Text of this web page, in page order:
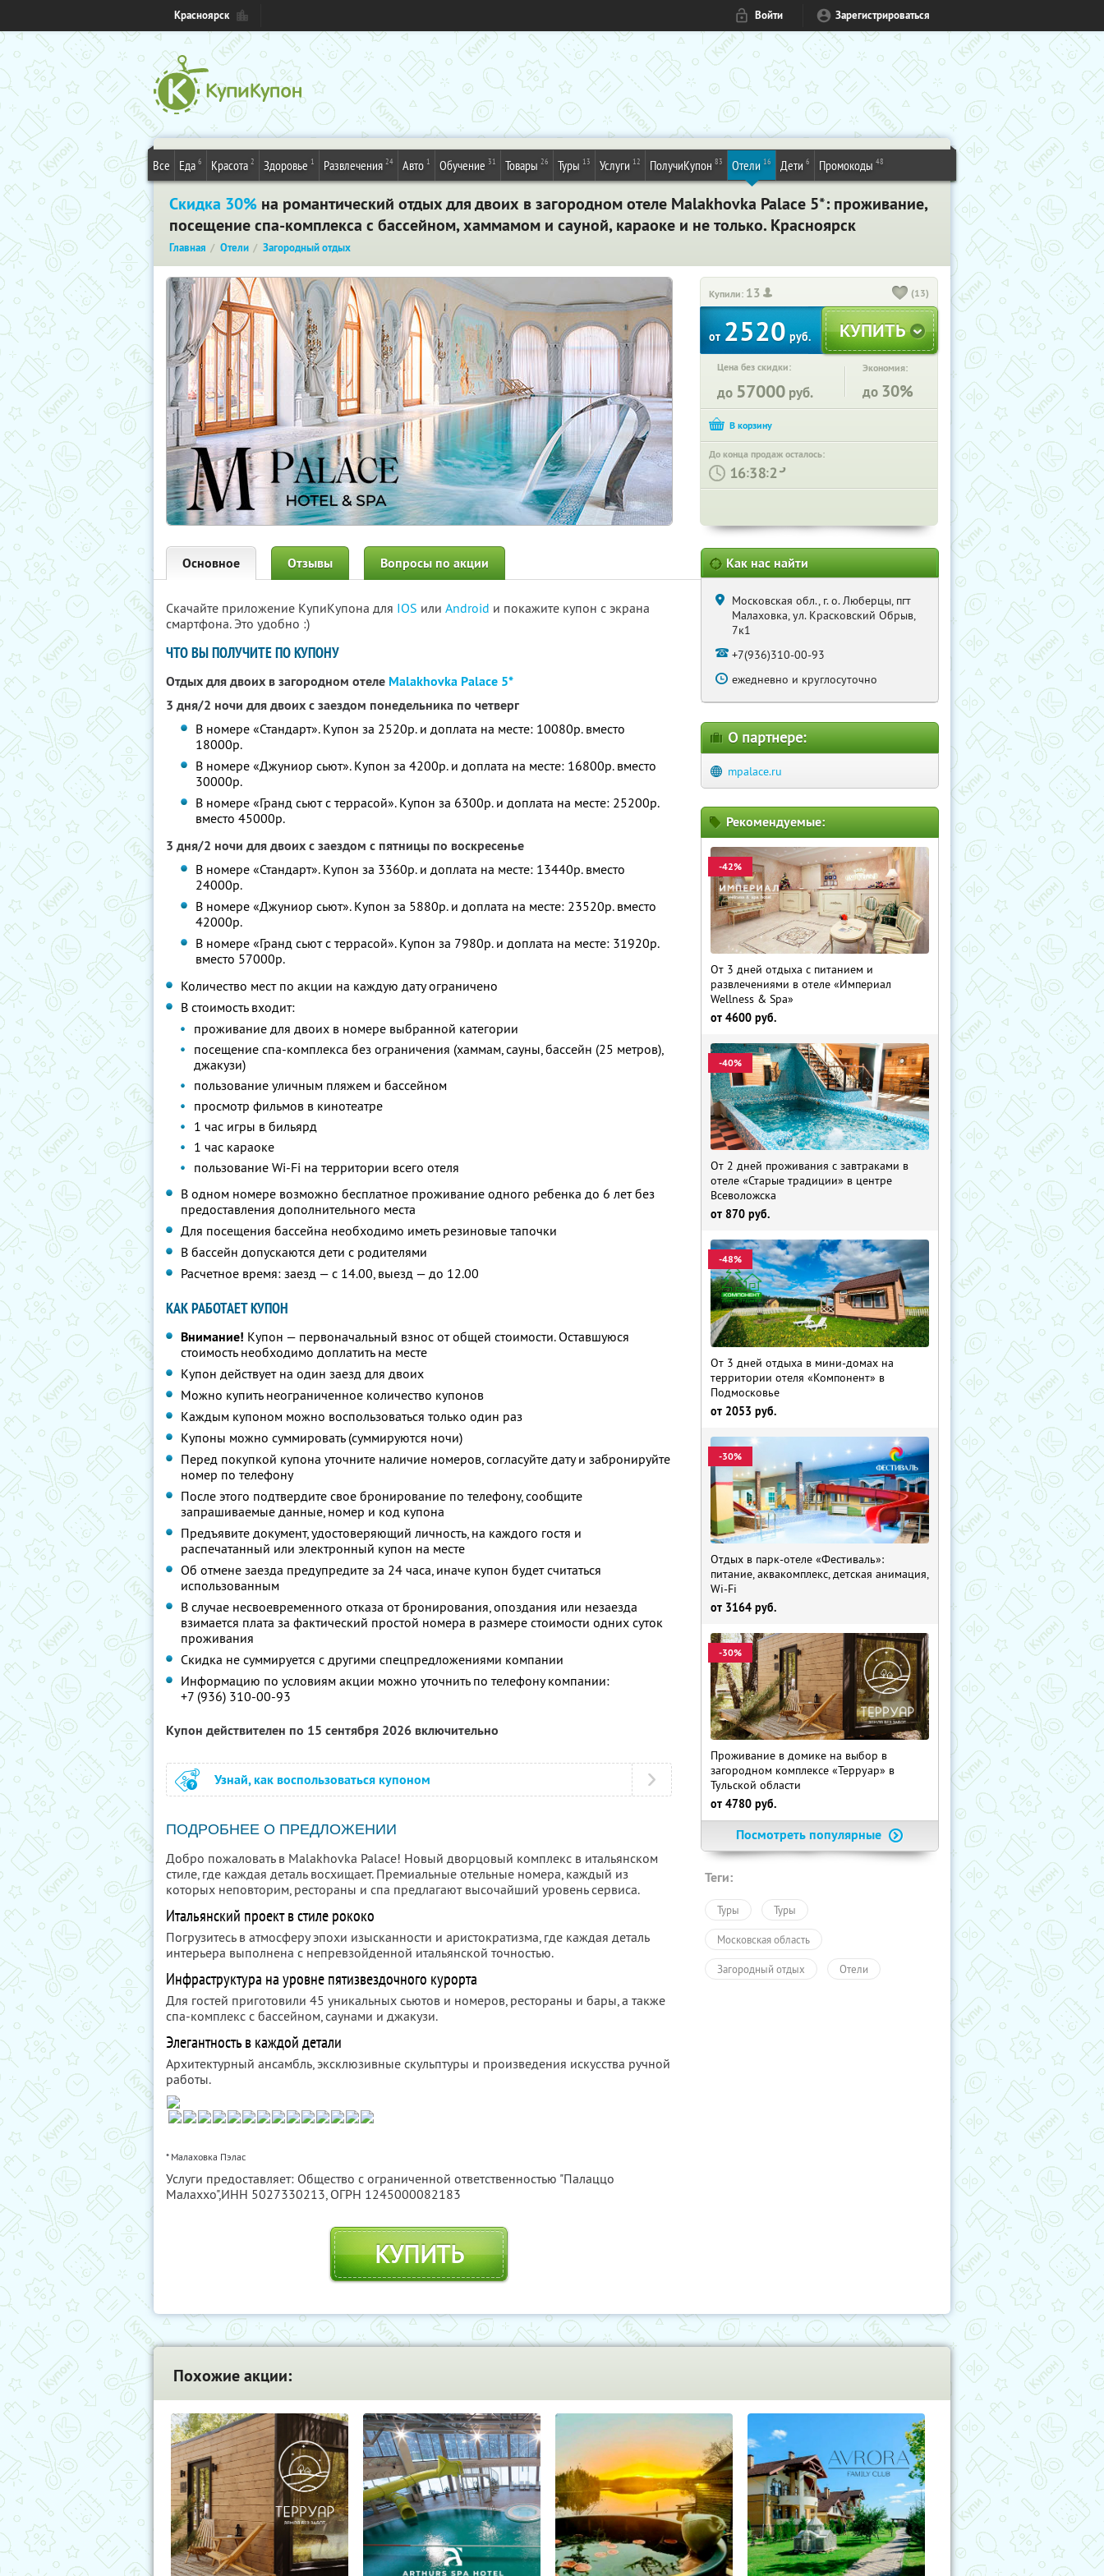
Красноярск Войти Зарегистрироваться
Все Еда 6 Красота 2 Здоровье 1 Развлечения 24 Авто 1 Обучение 31 Товары 26 Туры 13 Услуги 12 ПолучиКупон 83 Отели 16 Дети 6 Промокоды 48
Скидка 30% на романтический отдых для двоих в загородном отеле Malakhovka Palace 5*: проживание,
посещение спа-комплекса с бассейном, хаммамом и сауной, караоке и не только. Красноярск
Главная Отели Загородный отдых
Купили: 13 (13)
от 2520 руб.
Цена без скидки:
до 57000 руб.
Экономия:
до 30%
До конца продаж осталось:
: :
Основное Отзывы Вопросы по акции
Скачайте приложение КупиКупона для IOS или Android и покажите купон с экрана
смартфона. Это удобно :)
ЧТО ВЫ ПОЛУЧИТЕ ПО КУПОНУ
Отдых для двоих в загородном отеле Malakhovka Palace 5*
3 дня/2 ночи для двоих с заездом понедельника по четверг
В номере «Стандарт». Купон за 2520р. и доплата на месте: 10080р. вместо
18000р.
В номере «Джуниор сьют». Купон за 4200р. и доплата на месте: 16800р. вместо
30000р.
В номере «Гранд сьют с террасой». Купон за 6300р. и доплата на месте: 25200р.
вместо 45000р.
3 дня/2 ночи для двоих с заездом с пятницы по воскресенье
В номере «Стандарт». Купон за 3360р. и доплата на месте: 13440р. вместо
24000р.
В номере «Джуниор сьют». Купон за 5880р. и доплата на месте: 23520р. вместо
42000р.
В номере «Гранд сьют с террасой». Купон за 7980р. и доплата на месте: 31920р.
вместо 57000р.
Количество мест по акции на каждую дату ограничено
В стоимость входит:
проживание для двоих в номере выбранной категории
посещение спа-комплекса без ограничения (хаммам, сауны, бассейн (25 метров),
джакузи)
пользование уличным пляжем и бассейном
просмотр фильмов в кинотеатре
1 час игры в бильярд
1 час караоке
пользование Wi-Fi на территории всего отеля
В одном номере возможно бесплатное проживание одного ребенка до 6 лет без
предоставления дополнительного места
Для посещения бассейна необходимо иметь резиновые тапочки
В бассейн допускаются дети с родителями
Расчетное время: заезд — с 14.00, выезд — до 12.00
КАК РАБОТАЕТ КУПОН
Внимание! Купон — первоначальный взнос от общей стоимости. Оставшуюся
стоимость необходимо доплатить на месте
Купон действует на один заезд для двоих
Можно купить неограниченное количество купонов
Каждым купоном можно воспользоваться только один раз
Купоны можно суммировать (суммируются ночи)
Перед покупкой купона уточните наличие номеров, согласуйте дату и забронируйте
номер по телефону
После этого подтвердите свое бронирование по телефону, сообщите
запрашиваемые данные, номер и код купона
Предъявите документ, удостоверяющий личность, на каждого гостя и
распечатанный или электронный купон на месте
Об отмене заезда предупредите за 24 часа, иначе купон будет считаться
использованным
В случае несвоевременного отказа от бронирования, опоздания или незаезда
взимается плата за фактический простой номера в размере стоимости одних суток
проживания
Скидка не суммируется с другими спецпредложениями компании
Информацию по условиям акции можно уточнить по телефону компании:
+7 (936) 310-00-93
Купон действителен по 15 сентября 2026 включительно
Узнай, как воспользоваться купоном
ПОДРОБНЕЕ О ПРЕДЛОЖЕНИИ
Добро пожаловать в Malakhovka Palace! Новый дворцовый комплекс в итальянском
стиле, где каждая деталь восхищает. Премиальные отельные номера, каждый из
которых неповторим, рестораны и спа предлагают высочайший уровень сервиса.
Итальянский проект в стиле рококо
Погрузитесь в атмосферу эпохи изысканности и аристократизма, где каждая деталь
интерьера выполнена с непревзойденной итальянской точностью.
Инфраструктура на уровне пятизвездочного курорта
Для гостей приготовили 45 уникальных сьютов и номеров, рестораны и бары, а также
спа-комплекс с бассейном, саунами и джакузи.
Элегантность в каждой детали
Архитектурный ансамбль, эксклюзивные скульптуры и произведения искусства ручной
работы.
* Малаховка Пэлас
Услуги предоставляет: Общество с ограниченной ответственностью "Палаццо
Малаххо",ИНН 5027330213, ОГРН 1245000082183
КУПИТЬ
Как нас найти
Московская обл., г. о. Люберцы, пгт
Малаховка, ул. Красковский Обрыв,
7к1
+7(936)310-00-93
ежедневно и круглосуточно
О партнере:
mpalace.ru
Рекомендуемые:
-42%
От 3 дней отдыха с питанием и
развлечениями в отеле «Империал
Wellness & Spa»
от 4600 руб.
-40%
От 2 дней проживания с завтраками в
отеле «Старые традиции» в центре
Всеволожска
от 870 руб.
-48%
От 3 дней отдыха в мини-домах на
территории отеля «Компонент» в
Подмосковье
от 2053 руб.
-30%
Отдых в парк-отеле «Фестиваль»:
питание, аквакомплекс, детская анимация,
Wi-Fi
от 3164 руб.
-30%
Проживание в домике на выбор в
загородном комплексе «Терруар» в
Тульской области
от 4780 руб.
Посмотреть популярные
Теги:
Туры Туры
Московская область
Загородный отдых Отели
Похожие акции: